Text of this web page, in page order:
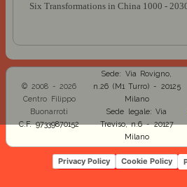
Six Transformations in China 1000 -
© 2008 - 2026
Centro Filippo
Buonarroti
C.F. 97339870152
Sede: Via Rovigno,
n.26 (M1 Turro) - 20125
Milano
Sede legale: Via
Treviso, n.6 - 20127
Milano
Privacy Policy Cookie Policy